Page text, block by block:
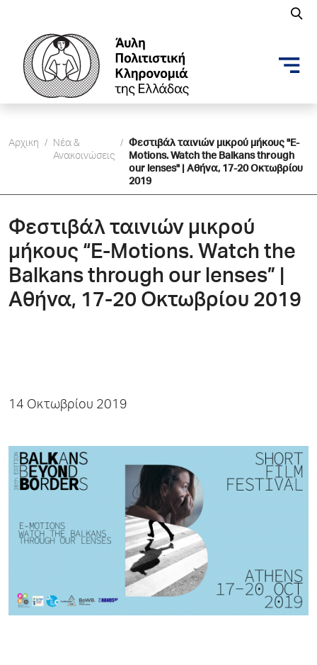
Αρχικη /
Νέα &
Ανακοινώσεις
/ Φεστιβάλ ταινιών μικρού μήκους "E-
Motions. Watch the Balkans through
our lenses" | Aθήνα, 17-20 Οκτωβρίου
2019
Φεστιβάλ ταινιών μικρού
μήκους “E-Motions. Watch the
Balkans through our lenses” |
Aθήνα, 17-20 Οκτωβρίου 2019
14 Οκτωβρίου 2019